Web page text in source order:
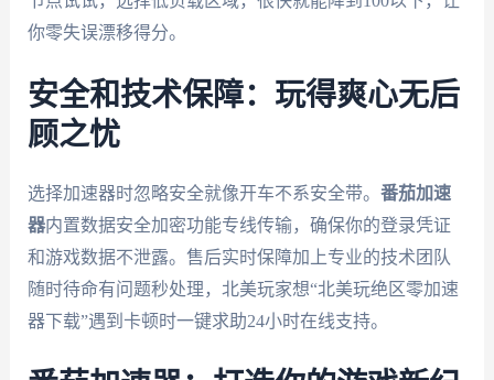
你零失误漂移得分。
安全和技术保障：玩得爽心无后
顾之忧
选择加速器时忽略安全就像开车不系安全带。 番茄加速
器内置数据安全加密功能专线传输，确保你的登录凭证
和游戏数据不泄露。售后实时保障加上专业的技术团队
随时待命有问题秒处理，北美玩家想“北美玩绝区零加速
器下载”遇到卡顿时一键求助24小时在线支持。